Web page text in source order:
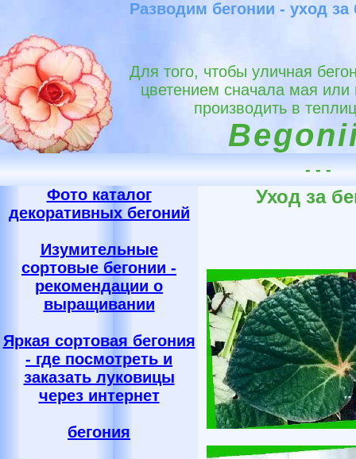
Разводим бегонии - уход за
Для того, чтобы уличная
цветением сначала мая
производить в
- - -
Фото каталог
декоративных бегоний
Изумительные
сортовые бегонии -
рекомендации о
выращивании
Яркая сортовая бегония
- где посмотреть и
заказать луковицы
через интернет
бегония
Уход за